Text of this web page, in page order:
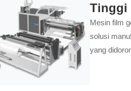
Tinggi
Mesin film
solusi
yang